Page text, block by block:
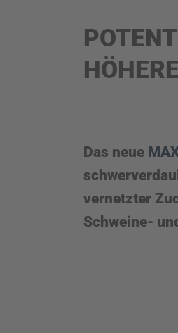
Das neue
vernetzter
Schweine-